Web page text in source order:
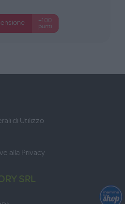
+100
punti
di Utilizzo
alla Privacy
SRL